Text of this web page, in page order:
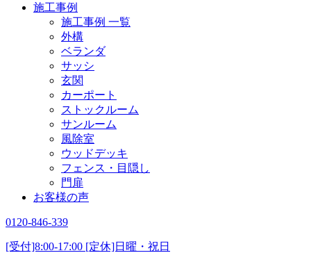
施工事例
施工事例 一覧
外構
ベランダ
サッシ
玄関
カーポート
ストックルーム
サンルーム
風除室
ウッドデッキ
フェンス・目隠し
門扉
お客様の声
0120-846-339
[受付]8:00-17:00 [定休]日曜・祝日